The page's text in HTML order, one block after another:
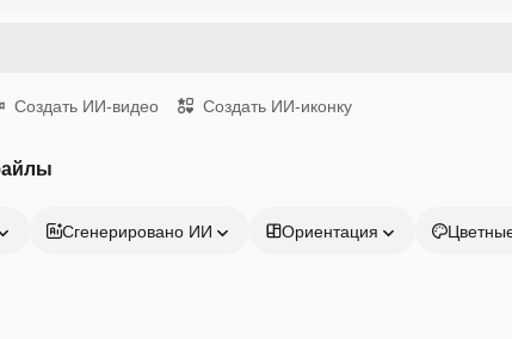
Создать ИИ-видео Создать ИИ-иконку
Сгенерировано ИИ Ориентация